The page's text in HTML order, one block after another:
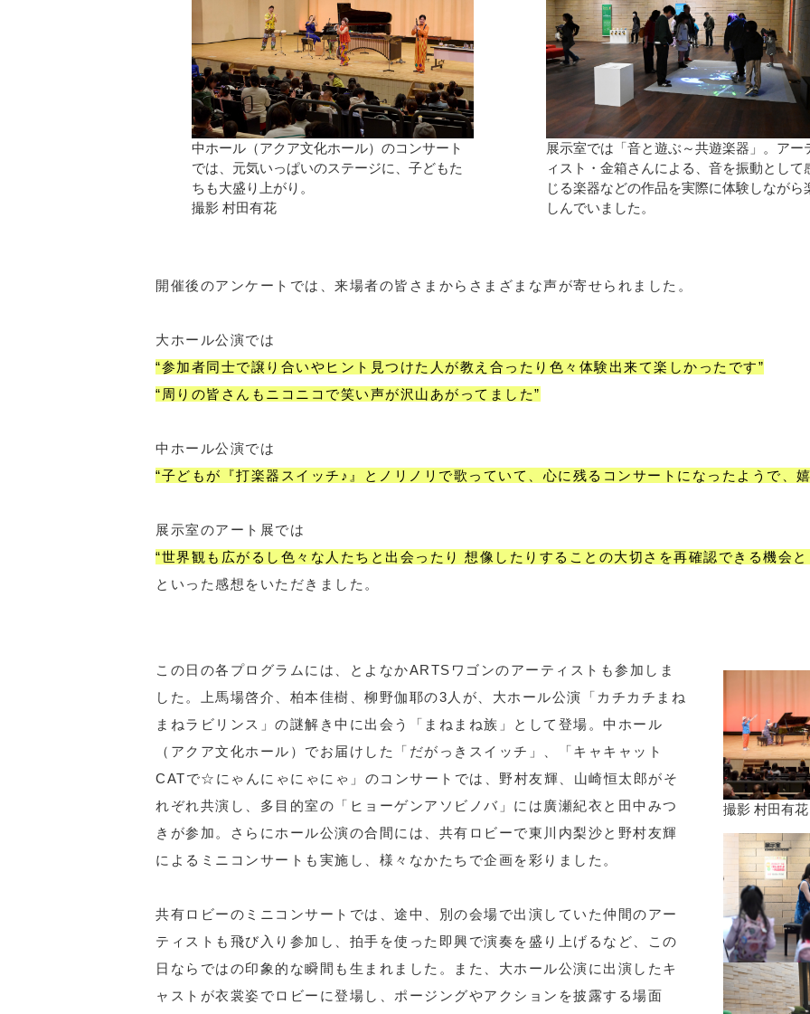
中ホール（アクア文化ホール）のコンサート
では、元気いっぱいのステージに、子どもた
ちも大盛り上がり。
撮影 村田有花
展示室では「音と遊ぶ～共遊楽器」。アー
ィスト・金箱さんによる、音を振動として
じる楽器などの作品を実際に体験しながら
しんでいました。
開催後のアンケートでは、来場者の皆さまからさまざまな声が寄せられました。
大ホール公演では
“参加者同士で譲り合いやヒント見つけた人が教え合ったり色々体験出来て楽しかったです”
“周りの皆さんもニコニコで笑い声が沢山あがってました”
中ホール公演では
“子どもが『打楽器スイッチ♪』とノリノリで歌っていて、心に残るコンサートになったようで、
展示室のアート展では
“世界観も広がるし色々な人たちと出会ったり 想像したりすることの大切さを再確認できる機会と
といった感想をいただきました。
この日の各プログラムには、とよなかARTSワゴンのアーティストも参加しま
した。上馬場啓介、柏本佳樹、柳野伽耶の3人が、大ホール公演「カチカチまね
まねラビリンス」の謎解き中に出会う「まねまね族」として登場。中ホール
（アクア文化ホール）でお届けした「だがっきスイッチ」、「キャキャット
CATで☆にゃんにゃにゃにゃ」のコンサートでは、野村友輝、山崎恒太郎がそ
れぞれ共演し、多目的室の「ヒョーゲンアソビノバ」には廣瀬紀衣と田中みつ
きが参加。さらにホール公演の合間には、共有ロビーで東川内梨沙と野村友輝
によるミニコンサートも実施し、様々なかたちで企画を彩りました。
共有ロビーのミニコンサートでは、途中、別の会場で出演していた仲間のアー
ティストも飛び入り参加し、拍手を使った即興で演奏を盛り上げるなど、この
日ならではの印象的な瞬間も生まれました。また、大ホール公演に出演したキ
ャストが衣裳姿でロビーに登場し、ポージングやアクションを披露する場面
撮影 村田有花